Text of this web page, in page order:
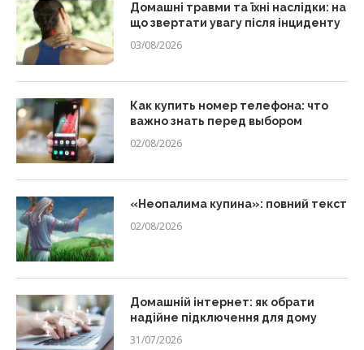
Домашні травми та їхні наслідки: на
що звертати увагу після інциденту
03/08/2026
Как купить номер телефона: что
важно знать перед выбором
02/08/2026
«Неопалима купина»: повний текст
02/08/2026
Домашній інтернет: як обрати
надійне підключення для дому
31/07/2026